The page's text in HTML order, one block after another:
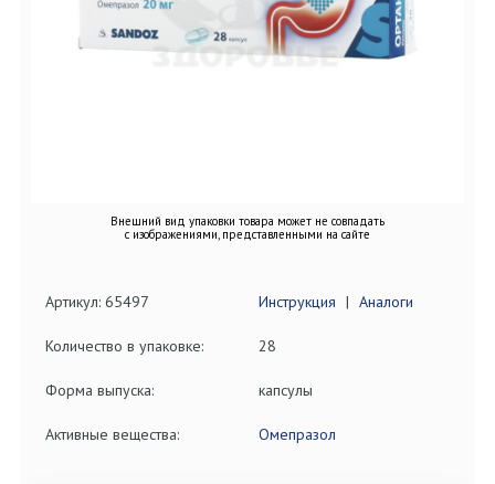
Внешний вид упаковки товара может не совпадать
с изображениями, представленными на сайте
Артикул: 65497 Инструкция | Аналоги
Количество в упаковке: 28
Форма выпуска: капсулы
Активные вещества: Омепразол